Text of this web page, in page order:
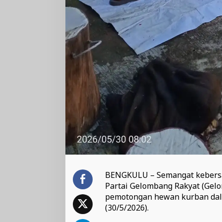
BENGKULU – Semangat
Partai Gelombang Rakyat
pemotongan hewan kurban
(30/5/2026).